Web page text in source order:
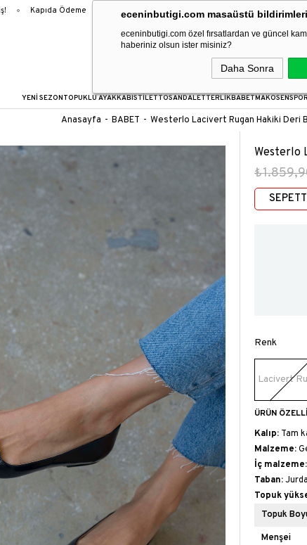
eceninbutigi.com masaüstü
eceninbutigi.com özel fırsatlardan ve güncel
haberiniz olsun ister misiniz?
Daha Sonra
Kapıda Ödeme 9 Taksit Fırsatı 16:00’a kadar verilen siparişler
YENİ SEZONTOPUKLU AYAKKABISTİLETTOSANDALETTERLİKBABETMAKOSEN
Anasayfa BABET Westerlo Lacivert Rugan Hakiki Deri
Westerlo
Renk
Lacivert
ÜRÜN
Kalıp: Tam
Malzeme:
İç malzeme:
Taban:
Topuk
Topuk
Menşei